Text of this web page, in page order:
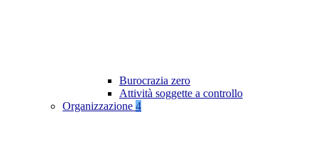
Burocrazia zero
Attività soggette a controllo
Organizzazione 4